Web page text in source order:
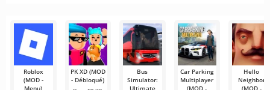
Roblox
(MOD -
Menu)
PK XD (MOD
- Débloqué)
Bus
Simulator:
Ultimate
Car Parking
Multiplayer
(MOD -
Hello
Neighbor
(MOD -